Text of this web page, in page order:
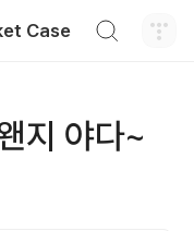
Case
지 야다~